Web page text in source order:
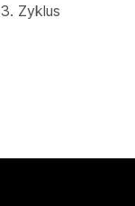
3. Zyklus